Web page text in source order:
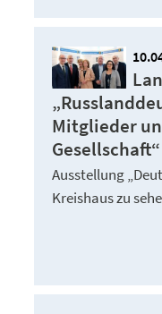
Mitglieder
Gesellschaft“
Ausstellung
Kreishaus zu